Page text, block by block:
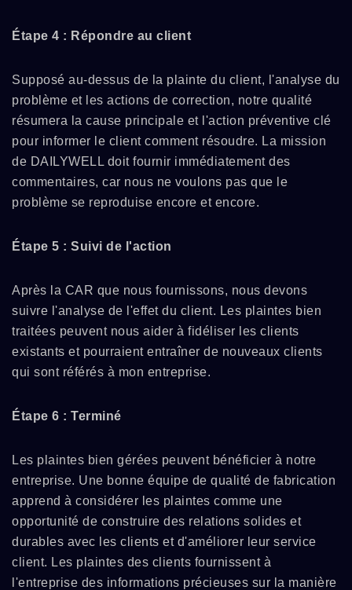
Étape 4 : Répondre au client
Supposé au-dessus de la plainte du client, l'analyse du
problème et les actions de correction, notre qualité
résumera la cause principale et l'action préventive clé
pour informer le client comment résoudre. La mission
de DAILYWELL doit fournir immédiatement des
commentaires, car nous ne voulons pas que le
problème se reproduise encore et encore.
Étape 5 : Suivi de l'action
Après la CAR que nous fournissons, nous devons
suivre l'analyse de l'effet du client. Les plaintes bien
traitées peuvent nous aider à fidéliser les clients
existants et pourraient entraîner de nouveaux clients
qui sont référés à mon entreprise.
Étape 6 : Terminé
Les plaintes bien gérées peuvent bénéficier à notre
entreprise. Une bonne équipe de qualité de fabrication
apprend à considérer les plaintes comme une
opportunité de construire des relations solides et
durables avec les clients et d'améliorer leur service
client. Les plaintes des clients fournissent à
l'entreprise des informations précieuses sur la manière